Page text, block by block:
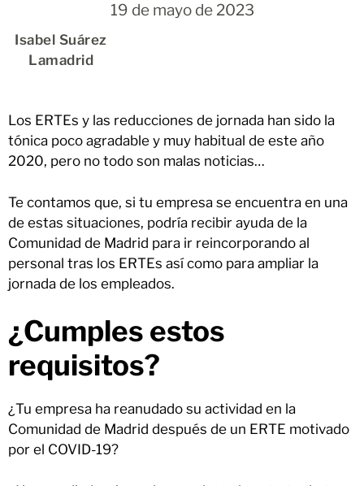
19 de mayo de 2023
Isabel Suárez
Lamadrid
Los ERTEs y las reducciones de jornada han sido la
tónica poco agradable y muy habitual de este año
2020, pero no todo son malas noticias…
Te contamos que, si tu empresa se encuentra en una
de estas situaciones, podría recibir ayuda de la
Comunidad de Madrid para ir reincorporando al
personal tras los ERTEs así como para ampliar la
jornada de los empleados.
¿Cumples estos
requisitos?
¿Tu empresa ha reanudado su actividad en la
Comunidad de Madrid después de un ERTE motivado
por el COVID-19?